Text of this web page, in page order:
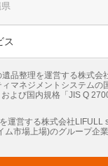
ス
老人ホーム 地方創生
ディング 遺品整理 老
ビス
ン専門売却査定 不動産
遺品整理を運営する株式会
ィマネジメントシステムの
よび国内規格「JIS Q
運営する株式会社LIFULL
ム市場上場)のグループ企業